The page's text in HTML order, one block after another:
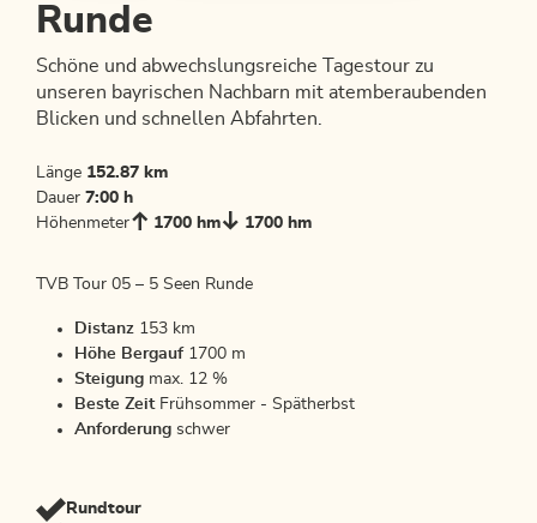
Runde
Schöne und abwechslungsreiche Tagestour zu
unseren bayrischen Nachbarn mit atemberaubenden
Blicken und schnellen Abfahrten.
Länge 152.87 km
Dauer 7:00 h
Höhenmeter
1700 hm 1700 hm
TVB Tour 05 – 5 Seen Runde
Distanz 153 km
Höhe Bergauf 1700 m
Steigung max. 12 %
Beste ZeitFrühsommer - Spätherbst
Anforderung schwer
Rundtour